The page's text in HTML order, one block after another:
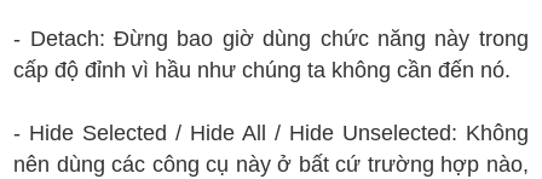
- Detach: Đừng bao giờ dùng chức năng này trong
cấp độ đỉnh vì hầu như chúng ta không cần đến nó.
- Hide Selected / Hide All / Hide Unselected: Không
nên dùng các công cụ này ở bất cứ trường hợp nào,